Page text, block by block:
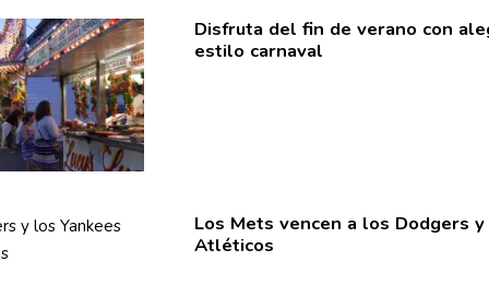
Disfruta del fin de verano con
estilo carnaval
Los Mets vencen a los Dodgers
Atléticos